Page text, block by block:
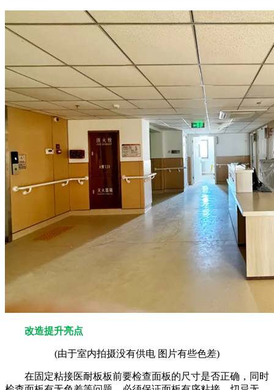
改造提升亮点
(由于室内拍摄没有供电 图片有些色差)
在固定粘接医耐板板前要检查面板的尺寸是否正确，同时